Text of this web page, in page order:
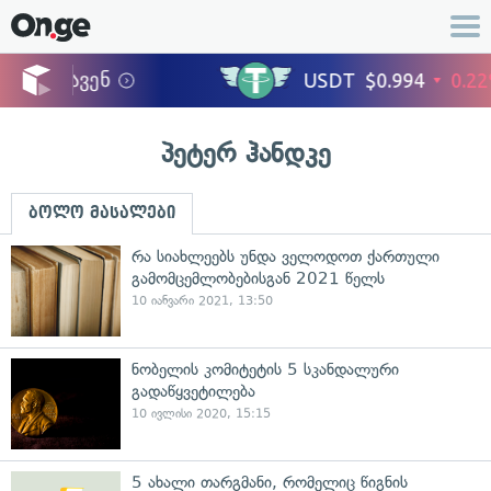
პეტერ ჰანდკე
ბოლო მასალები
რა სიახლეებს უნდა ველოდოთ ქართული
გამომცემლობებისგან 2021 წელს
10 იანვარი 2021, 13:50
ნობელის კომიტეტის 5 სკანდალური
გადაწყვეტილება
10 ივლისი 2020, 15:15
5 ახალი თარგმანი, რომელიც წიგნის